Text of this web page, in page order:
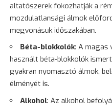
altatószerek fokozhatják a
mozdulatlansági álmok
megvonásuk időszakában.
Béta-blokkolók: A magas
használt béta-blokkolók
gyakran nyomasztó álmok,
élményét is.
Alkohol: Az alkohol